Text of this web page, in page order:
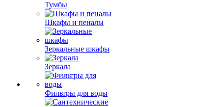
Тумбы
Шкафы и пеналы
Зеркальные шкафы
Зеркала
Фильтры для воды